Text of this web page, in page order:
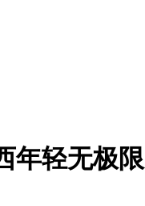
年轻无极限